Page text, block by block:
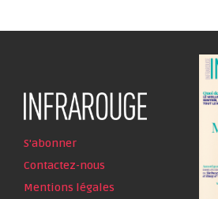
S'abonner
Contactez-nous
Mentions légales